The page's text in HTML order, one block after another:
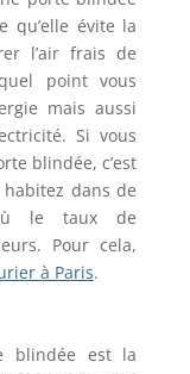
qu’elle évite la
l’air frais de
point vous
mais aussi
Si vous
blindée, c’est
dans de
le taux de
Pour cela,
à Paris.
blindée est la